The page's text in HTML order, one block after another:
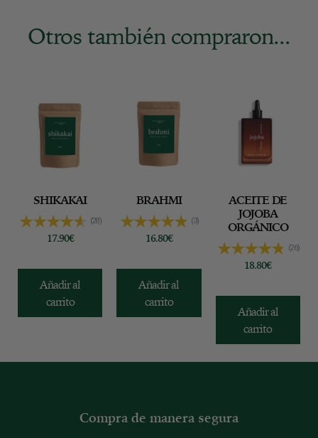
Otros también compraron...
SHIKAKAI
(28)
17.90€
Añadir al
carrito
BRAHMI
(3)
16.80€
Añadir al
carrito
ACEITE DE
JOJOBA
ORGÁNICO
(26)
18.80€
Añadir al
carrito
Compra de manera segura